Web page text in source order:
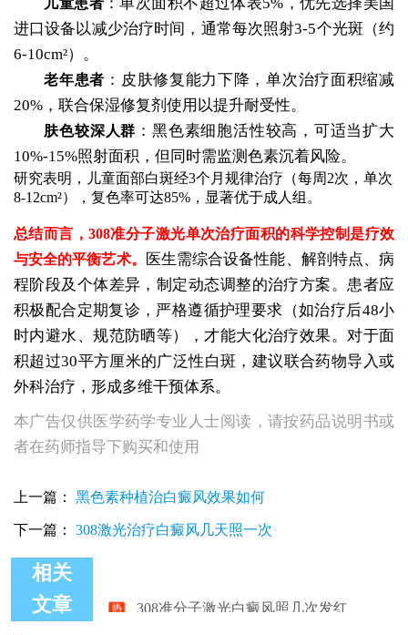
儿童患者
进口设备以减少治疗时间，通常每次照射3-5个光斑（约
6-10cm²）。
老年患者 ：皮肤修复能力下降，单次治疗面积缩减
20%，联合保湿修复剂使用以提升耐受性。
肤色较深人群 ：黑色素细胞活性较高，可适当扩大
10%-15%照射面积，但同时需监测色素沉着风险。
研究表明，儿童面部白斑经3个月规律治疗（每周2次，单次
8-12cm²），复色率可达85%，显著优于成人组。
总结而言，308准分子激光单次治疗面积的科学控制是疗效
与安全的平衡艺术。
医生需综合设备性能、解剖特点、病
程阶段及个体差异，制定动态调整的治疗方案。患者应
积极配合定期复诊，严格遵循护理要求（如治疗后48小
时内避水、规范防晒等），才能大化治疗效果。对于面
积超过30平方厘米的广泛性白斑，建议联合药物导入或
外科治疗，形成多维干预体系。
本广告仅供医学药学专业人士阅读，请按药品说明书或
者在药师指导下购买和使用
上一篇： 黑色素种植治白癜风效果如何
下一篇： 308激光治疗白癜风几天照一次
相关
文章
308准分子激光照白斑一次能照射多大面积